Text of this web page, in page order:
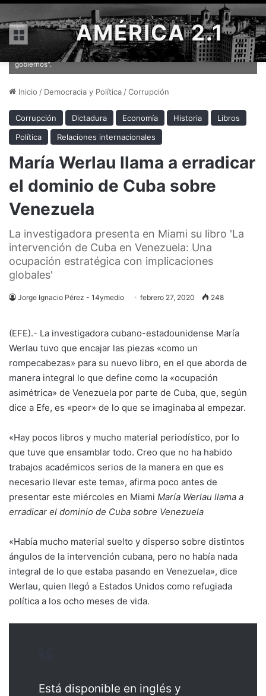
Menú AMÉRICA 2.1
María Werlau quiere poner este material "a disposición de analistas y
gobiernos".
Inicio / Democracia y Política /Corrupción
Corrupción Dictadura Economía Historia
Libros
Política
Relaciones internacionales
María Werlau llama a erradicar
el dominio de Cuba sobre
Venezuela
La investigadora presenta en Miami su libro 'La
intervención de Cuba en Venezuela: Una
ocupación estratégica con implicaciones
globales'
Jorge Ignacio Pérez - 14ymedio febrero 27, 2020 248
(EFE).- La investigadora cubano-estadounidense María
Werlau tuvo que encajar las piezas «como un
rompecabezas» para su nuevo libro, en el que aborda de
manera integral lo que define como la «ocupación
asimétrica» de Venezuela por parte de Cuba, que, según
dice a Efe, es «peor» de lo que se imaginaba al empezar.
«Hay pocos libros y mucho material periodístico, por lo
que tuve que ensamblar todo. Creo que no ha habido
trabajos académicos serios de la manera en que es
necesario llevar este tema», afirma poco antes de
presentar este miércoles en Miami María Werlau llama a
erradicar el dominio de Cuba sobre Venezuela
«Había mucho material suelto y disperso sobre distintos
ángulos de la intervención cubana, pero no había nada
integral de lo que estaba pasando en Venezuela», dice
Werlau, quien llegó a Estados Unidos como refugiada
política a los ocho meses de vida.
Está disponible en inglés y